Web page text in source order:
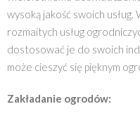
wysoką jakość swoich
rozmaitych usług
dostosować je do swoich
może cieszyć się pięknym
Zakładanie ogrodów: